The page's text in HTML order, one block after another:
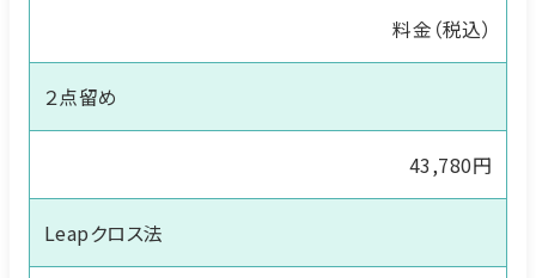
料金（税込）
２点留め
43,780円
Leapクロス法